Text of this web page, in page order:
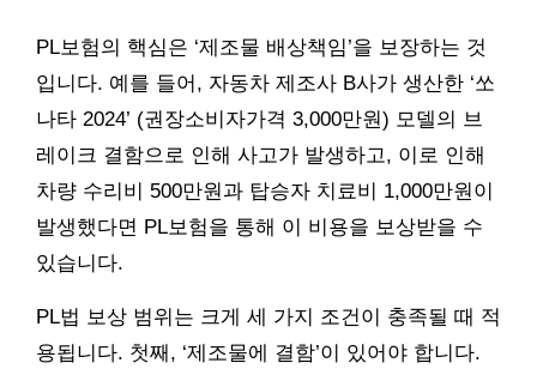
PL보험의 핵심은 ‘제조물 배상책임’을 보장하는 것
입니다. 예를 들어, 자동차 제조사 B사가 생산한 ‘쏘
나타 2024’ (권장소비자가격 3,000만원) 모델의 브
레이크 결함으로 인해 사고가 발생하고, 이로 인해
차량 수리비 500만원과 탑승자 치료비 1,000만원이
발생했다면 PL보험을 통해 이 비용을 보상받을 수
있습니다.
PL법 보상 범위는 크게 세 가지 조건이 충족될 때 적
용됩니다. 첫째, ‘제조물에 결함’이 있어야 합니다.